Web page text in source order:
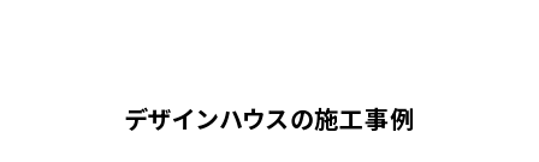
デザインハウスの施工事例